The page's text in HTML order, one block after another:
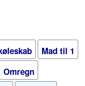
Mad til 1
Omregn